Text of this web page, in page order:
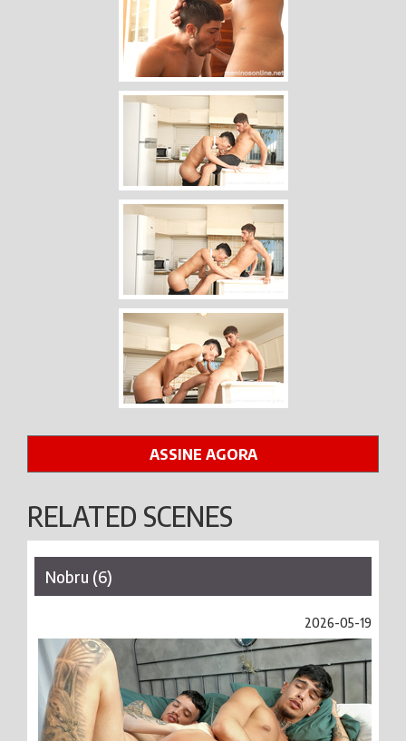
ASSINE AGORA
RELATED SCENES
Nobru (6)
2026-05-19